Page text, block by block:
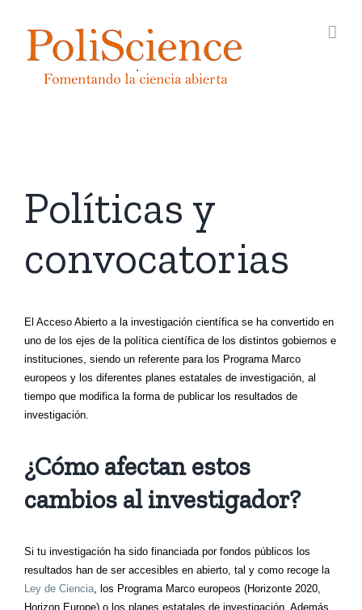
contenido
Políticas y
convocatorias
El Acceso Abierto a la investigación científica se ha convertido en
uno de los ejes de la política científica de los distintos gobiernos e
instituciones, siendo un referente para los Programa Marco
europeos y los diferentes planes estatales de investigación, al
tiempo que modifica la forma de publicar los resultados de
investigación.
¿Cómo afectan estos
cambios al investigador?
Si tu investigación ha sido financiada por fondos públicos los
resultados han de ser accesibles en abierto, tal y como recoge la
Ley de Ciencia, los Programa Marco europeos (Horizonte 2020,
Horizon Europe) o los planes estatales de investigación. Además,